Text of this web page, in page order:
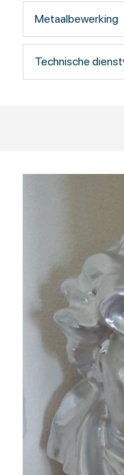
Metaalbewerking
Technische